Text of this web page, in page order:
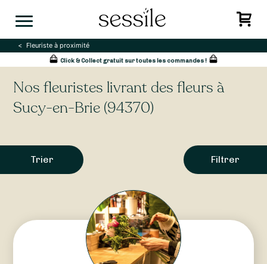
Fleuriste à proximité
Click & Collect gratuit sur toutes les commandes !
Nos fleuristes livrant des fleurs à
Sucy-en-Brie (94370)
Trier Filtrer